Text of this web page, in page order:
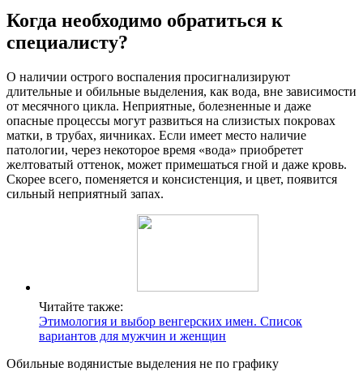
Когда необходимо обратиться к
специалисту?
О наличии острого воспаления просигнализируют
длительные и обильные выделения, как вода, вне зависимости
от месячного цикла. Неприятные, болезненные и даже
опасные процессы могут развиться на слизистых покровах
матки, в трубах, яичниках. Если имеет место наличие
патологии, через некоторое время «вода» приобретет
желтоватый оттенок, может примешаться гной и даже кровь.
Скорее всего, поменяется и консистенция, и цвет, появится
сильный неприятный запах.
Читайте также:
Этимология и выбор венгерских имен. Список
вариантов для мужчин и женщин
Обильные водянистые выделения не по графику